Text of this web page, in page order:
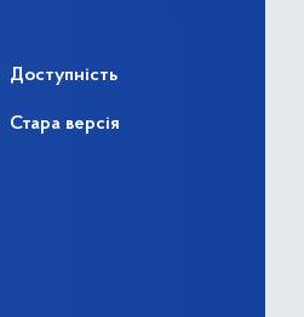
Доступність
Стара версія